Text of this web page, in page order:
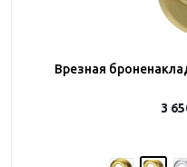
Врезная
3